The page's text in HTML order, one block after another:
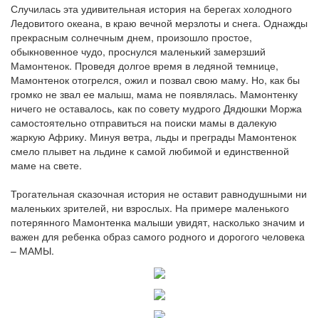
Случилась эта удивительная история на берегах холодного
Ледовитого океана, в краю вечной мерзлоты и снега. Однажды
прекрасным солнечным днем, произошло простое,
обыкновенное чудо, проснулся маленький замерзший
Мамонтенок. Проведя долгое время в ледяной темнице,
Мамонтенок отогрелся, ожил и позвал свою маму. Но, как бы
громко не звал ее малыш, мама не появлялась. Мамонтенку
ничего не оставалось, как по совету мудрого Дядюшки Моржа
самостоятельно отправиться на поиски мамы в далекую
жаркую Африку. Минуя ветра, льды и преграды Мамонтенок
смело плывет на льдине к самой любимой и единственной
маме на свете.
Трогательная сказочная история не оставит равнодушными ни
маленьких зрителей, ни взрослых. На примере маленького
потерянного Мамонтенка малыши увидят, насколько значим и
важен для ребенка образ самого родного и дорогого человека
– МАМЫ.